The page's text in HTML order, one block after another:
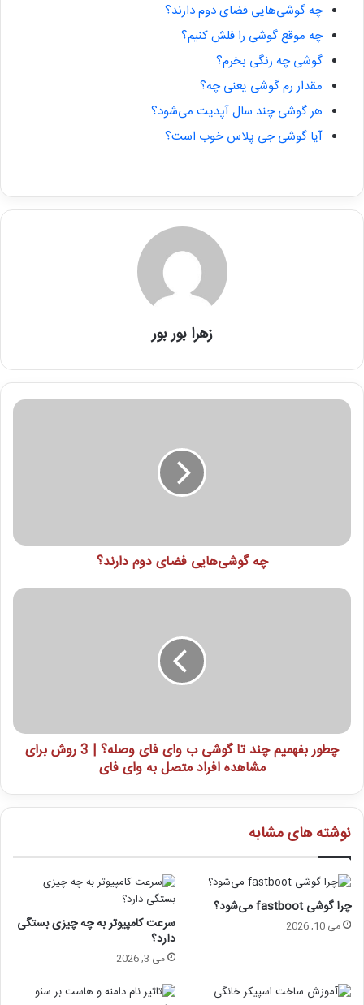
چه گوشی‌هایی فضای دوم دارند؟
چه موقع گوشی را فلش کنیم؟
گوشی چه رنگی بخرم؟
مقدار رم گوشی یعنی چه؟
هر گوشی چند سال آپدیت می‌شود؟
آیا گوشی جی پلاس خوب است؟
زهرا بور بور
چه گوشی‌هایی فضای دوم دارند؟
چطور بفهمیم چند تا گوشی ب وای فای وصله؟ | 3 روش برای
مشاهده افراد متصل به وای فای
نوشته های مشابه
چرا گوشی fastboot می‌شود؟
می 10, 2026 سرعت کامپیوتر به چه چیزی بستگی
دارد؟
می 3, 2026